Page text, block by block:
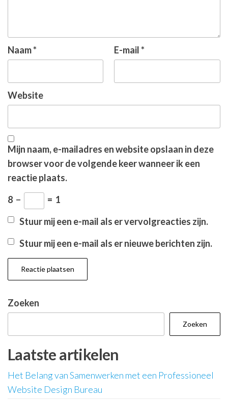
Naam* E-mail*
Website
Mijn naam, e-mailadres en website opslaan in deze
browser voor de volgende keer wanneer ik een
reactie plaats.
8 − = 1
Stuur mij een e-mail als er vervolgreacties zijn.
Stuur mij een e-mail als er nieuwe berichten zijn.
Zoeken
Zoeken
Laatste artikelen
Het Belang van Samenwerken met een Professioneel
Website Design Bureau